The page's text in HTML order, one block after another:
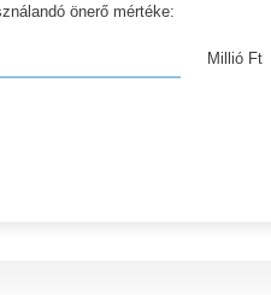
önerő mértéke:
Millió Ft